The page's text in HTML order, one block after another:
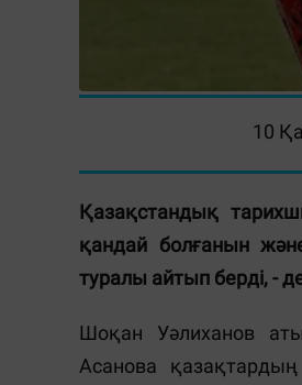
10
Қазақстандық
қандай болғанын
туралы айтып берді, -
Шоқан Уәлиханов
Асанова